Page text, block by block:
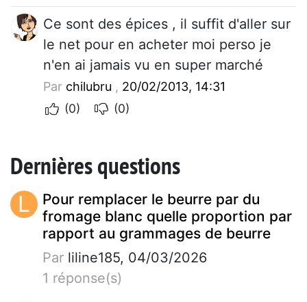
Ce sont des épices , il suffit d'aller sur
le net pour en acheter moi perso je
n'en ai jamais vu en super marché
Par chilubru , 20/02/2013, 14:31
(0)
(0)
Dernières questions
L
Pour remplacer le beurre par du
fromage blanc quelle proportion par
rapport au grammages de beurre
Par liline185, 04/03/2026
1 réponse(s)